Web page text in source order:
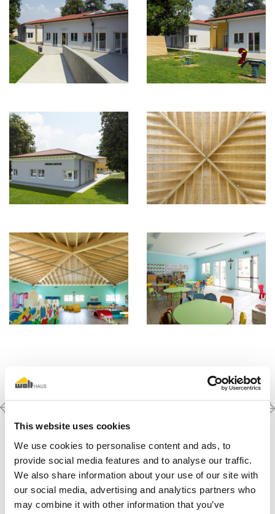
This website uses cookies
We use cookies to personalise content and ads, to
provide social media features and to analyse our traffic.
We also share information about your use of our site with
our social media, advertising and analytics partners who
may combine it with other information that you’ve
Previous
Scopri le altre
Next